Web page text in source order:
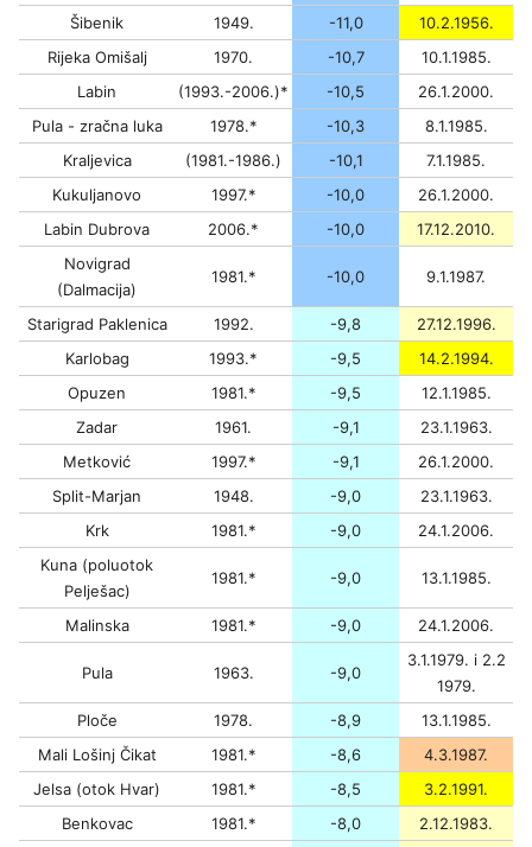
Šibenik
1949. -11,0
10.2.1956.
Rijeka Omišalj
1970. -10,7
10.1.1985.
Labin
(1993.-2006.)* -10,5
26.1.2000.
Pula - zračna luka
1978.* -10,3
8.1.1985.
Kraljevica
(1981.-1986.) -10,1
7.1.1985.
Kukuljanovo
1997.* -10,0
26.1.2000.
Labin Dubrova
2006.* -10,0
17.12.2010.
Novigrad
(Dalmacija)
1981.* -10,0 9.1.1987.
Starigrad Paklenica 1992. -9,8
27.12.1996.
Karlobag
1993.* -9,5
14.2.1994.
Opuzen
1981.* -9,5
12.1.1985.
Zadar
1961. -9,1
23.1.1963.
Metković
1997.* -9,1
26.1.2000.
Split-Marjan
1948. -9,0
23.1.1963.
Krk
1981.* -9,0
24.1.2006.
Kuna (poluotok
Pelješac)
1981.* -9,0 13.1.1985.
Malinska 1981.* -9,0 24.1.2006.
Pula 1963. -9,0
3.1.1979. i 2.2
1979.
Ploče
1978. -8,9
13.1.1985.
Mali Lošinj Čikat
1981.* -8,6
4.3.1987.
Jelsa (otok Hvar)
1981.* -8,5
3.2.1991.
Benkovac
1981.* -8,0
2.12.1983.